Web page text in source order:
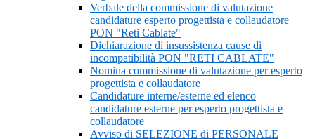
Verbale della commissione di valutazione
candidature esperto progettista e collaudatore
PON "Reti Cablate"
Dichiarazione di insussistenza cause di
incompatibilità PON "RETI CABLATE"
Nomina commissione di valutazione per esperto
progettista e collaudatore
Candidature interne/esterne ed elenco
candidature esterne per esperto progettista e
collaudatore
Avviso di SELEZIONE di PERSONALE